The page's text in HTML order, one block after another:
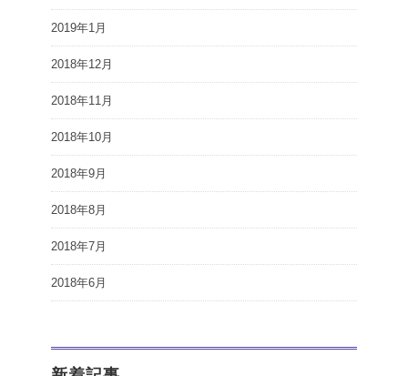
2019年1月
2018年12月
2018年11月
2018年10月
2018年9月
2018年8月
2018年7月
2018年6月